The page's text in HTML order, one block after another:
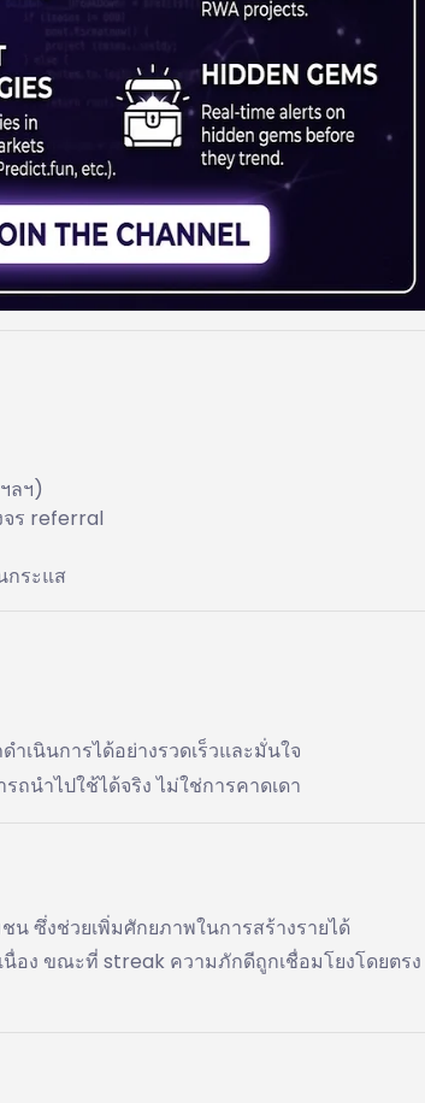
ลฯ)
จร referral
กระแส
เนินการได้อย่างรวดเร็วและมั่นใจ
นำไปใช้ได้จริง ไม่ใช่การคาดเดา
ซึ่งช่วยเพิ่มศักยภาพในการสร้างรายได้
อง ขณะที่ streak ความภักดีถูกเชื่อมโยงโดยตรง